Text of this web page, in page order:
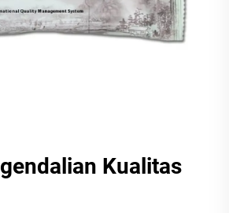
Kualitas